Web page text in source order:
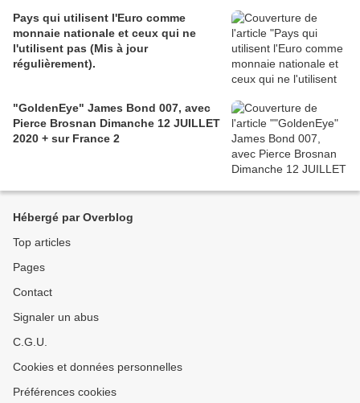
Pays qui utilisent l'Euro comme
monnaie nationale et ceux qui ne
l'utilisent pas (Mis à jour
régulièrement).
"GoldenEye" James Bond 007, avec
Pierce Brosnan Dimanche 12 JUILLET
2020 + sur France 2
Hébergé par Overblog
Top articles
Pages
Contact
Signaler un abus
C.G.U.
Cookies et données personnelles
Préférences cookies